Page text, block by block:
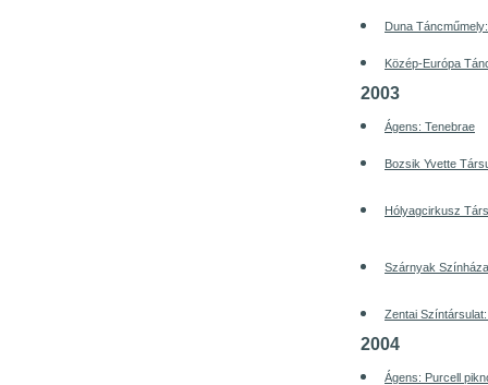
Duna
Közép-Európa
2003
Ágens: Tenebrae
Bozsik Yvette
Hólyagcirkusz
Szárnyak
Zentai
2004
Ágens: Purcell